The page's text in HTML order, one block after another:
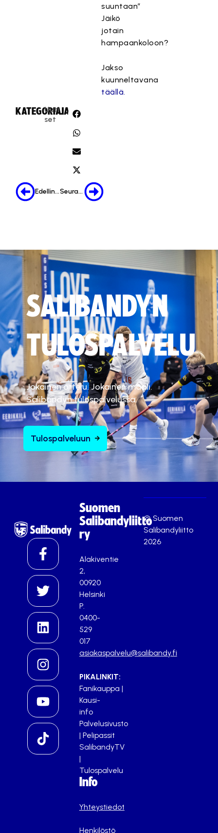
suuntaan”
Jäikö
jotain
hampaankoloon?
Jakso
kuunneltavana
täällä.
KATEGORIA:
Uuti
set
JAA:
Edellinen Seuraava
SALIBANDYN
TULOSPALVELU
Jokainen ottelu. Jokainen maali.
Salibandyn tulospalvelussa.
Tulospalveluun
Suomen
Salibandyliitto
ry
Alakiventie
2,
00920
Helsinki
P.
0400-
529
017
asiakaspalvelu@salibandy.fi
PIKALINKIT:
Fanikauppa |
Kausi-
info
Palvelusivusto
| Pelipassit
SalibandyTV
|
Tulospalvelu
Info
Yhteystiedot
Henkilöstö
© Suomen
Salibandyliitto
2026